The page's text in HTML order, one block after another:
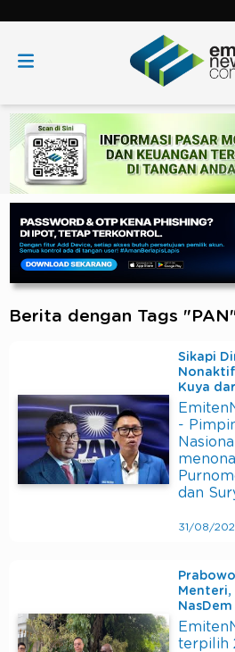
Berita dengan Tags
Sikapi
Kuya
-
dan
31/08/
Menteri,
NasDem
terpilih